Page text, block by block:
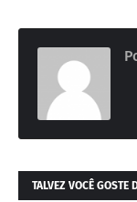
TALVEZ VOCÊ GOSTE